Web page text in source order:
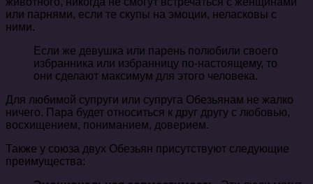
или парнями, если те скупы на эмоции, неласковы с
ними.
Если же девушка или парень полюбили своего
избранника или избранницу по-настоящему, то
они сделают максимум для этого человека.
Для любимой супруги или супруга Обезьянам не жалко
ничего. Пара будет относиться к друг другу с любовью,
восхищением, пониманием, доверием.
Также у союза двух Обезьян присутствуют следующие
преимущества: